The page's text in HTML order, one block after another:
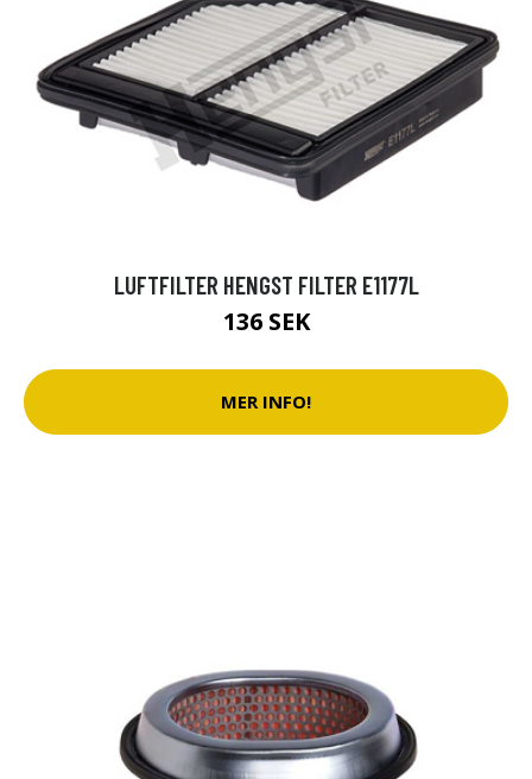
LUFTFILTER HENGST FILTER E1177L
136 SEK
MER INFO!